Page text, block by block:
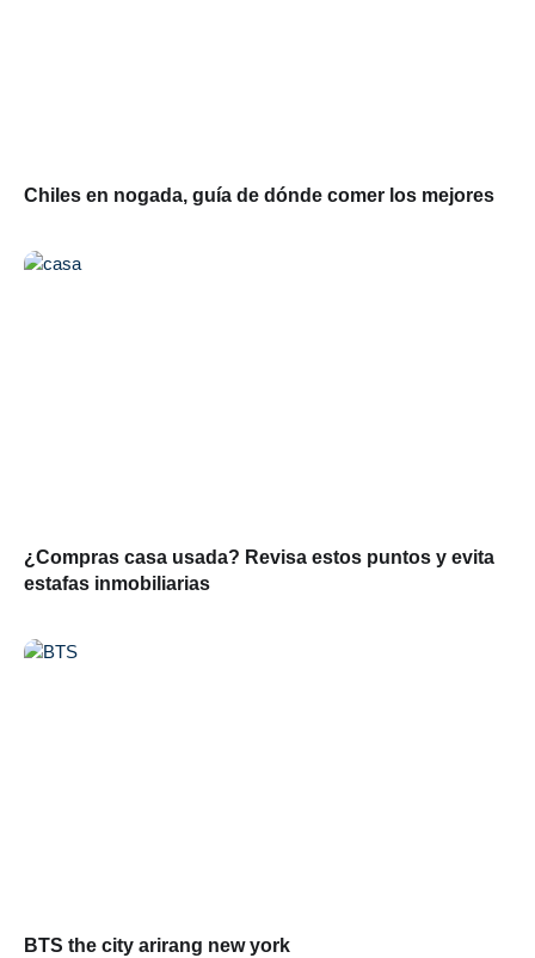
Chiles en nogada, guía de dónde comer los mejores
¿Compras casa usada? Revisa estos puntos y evita
estafas inmobiliarias
BTS the city arirang new york